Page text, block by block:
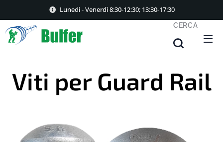
Lunedi - Venerdì 8:30-12:30; 13:30-17:30
CERCA
Viti per Guard Rail